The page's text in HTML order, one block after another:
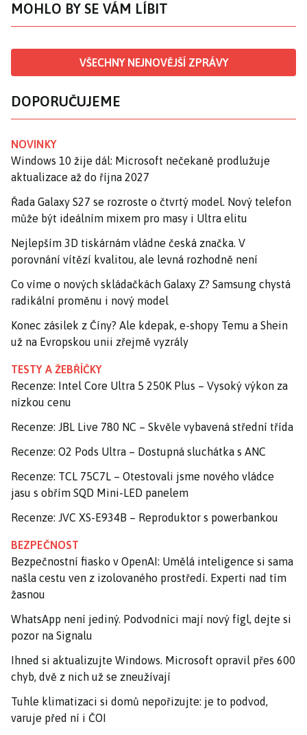
MOHLO BY SE VÁM LÍBIT
VŠECHNY NEJNOVĚJŠÍ ZPRÁVY
DOPORUČUJEME
NOVINKY
Windows 10 žije dál: Microsoft nečekaně prodlužuje
aktualizace až do října 2027
Řada Galaxy S27 se rozroste o čtvrtý model. Nový telefon
může být ideálním mixem pro masy i Ultra elitu
Nejlepším 3D tiskárnám vládne česká značka. V
porovnání vítězí kvalitou, ale levná rozhodně není
Co víme o nových skládačkách Galaxy Z? Samsung chystá
radikální proměnu i nový model
Konec zásilek z Číny? Ale kdepak, e-shopy Temu a Shein
už na Evropskou unii zřejmě vyzrály
TESTY A ŽEBŘÍČKY
Recenze: Intel Core Ultra 5 250K Plus – Vysoký výkon za
nízkou cenu
Recenze: JBL Live 780 NC – Skvěle vybavená střední třída
Recenze: O2 Pods Ultra – Dostupná sluchátka s ANC
Recenze: TCL 75C7L – Otestovali jsme nového vládce
jasu s obřím SQD Mini-LED panelem
Recenze: JVC XS-E934B – Reproduktor s powerbankou
BEZPEČNOST
Bezpečnostní fiasko v OpenAI: Umělá inteligence si sama
našla cestu ven z izolovaného prostředí. Experti nad tím
žasnou
WhatsApp není jediný. Podvodníci mají nový fígl, dejte si
pozor na Signalu
Ihned si aktualizujte Windows. Microsoft opravil přes 600
chyb, dvě z nich už se zneužívají
Tuhle klimatizaci si domů nepořizujte: je to podvod,
varuje před ní i ČOI